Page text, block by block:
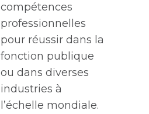
compétences
professionnelles
pour réussir dans la
fonction publique
ou dans diverses
industries à
l’échelle mondiale.